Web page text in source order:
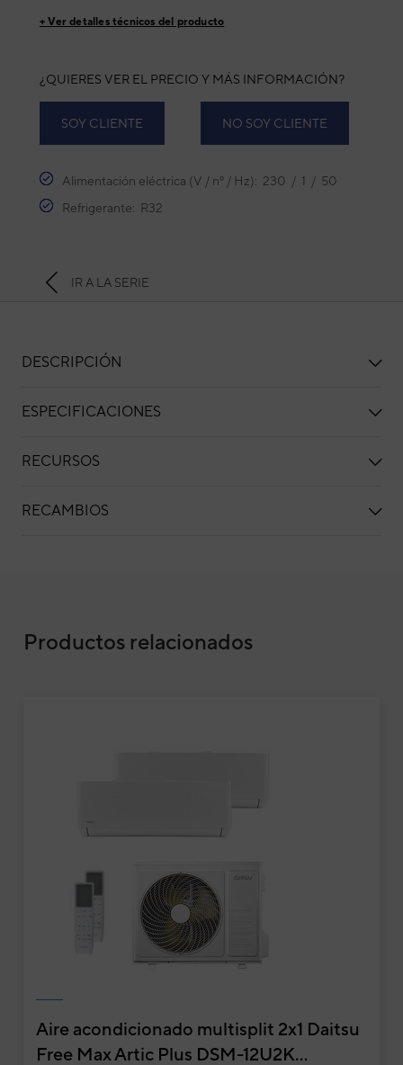
+ Ver detalles técnicos del producto
¿QUIERES VER EL PRECIO Y MÁS INFORMACIÓN?
SOY CLIENTE NO SOY CLIENTE
Alimentación eléctrica (V / nº / Hz): 230 / 1 / 50
Refrigerante: R32
IR A LA SERIE
DESCRIPCIÓN
ESPECIFICACIONES
RECURSOS
RECAMBIOS
UE18
Productos relacionados
Aire acondicionado multisplit 2x1 Daitsu
Free Max Artic Plus DSM-12U2K...